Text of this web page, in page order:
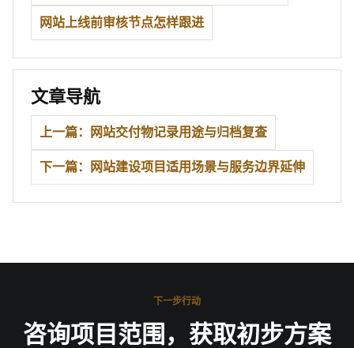
网站上线前审核节点怎样跟进
文章导航
上一篇：网站交付物记录用途与归档复查
下一篇：网站建设项目适用场景与服务边界延伸
下一步行动
咨询项目范围，获取初步方案